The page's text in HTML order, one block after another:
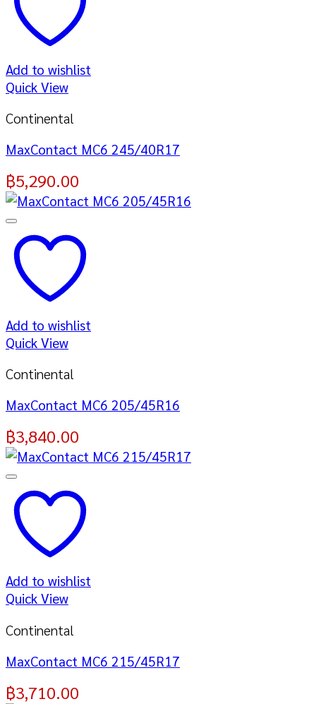
Add to wishlist
Quick View
Continental
MaxContact MC6 245/40R17
฿5,290.00
Add to wishlist
Quick View
Continental
MaxContact MC6 205/45R16
฿3,840.00
Add to wishlist
Quick View
Continental
MaxContact MC6 215/45R17
฿3,710.00